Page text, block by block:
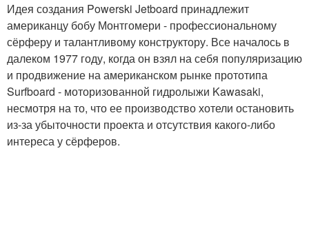
Идея создания Powerski Jetboard принадлежит
американцу бобу Монтгомери - профессиональному
сёрферу и талантливому конструктору. Все началось в
далеком 1977 году, когда он взял на себя популяризацию
и продвижение на американском рынке прототипа
Surfboard - моторизованной гидролыжи Kawasaki,
несмотря на то, что ее производство хотели остановить
из-за убыточности проекта и отсутствия какого-либо
интереса у сёрферов.